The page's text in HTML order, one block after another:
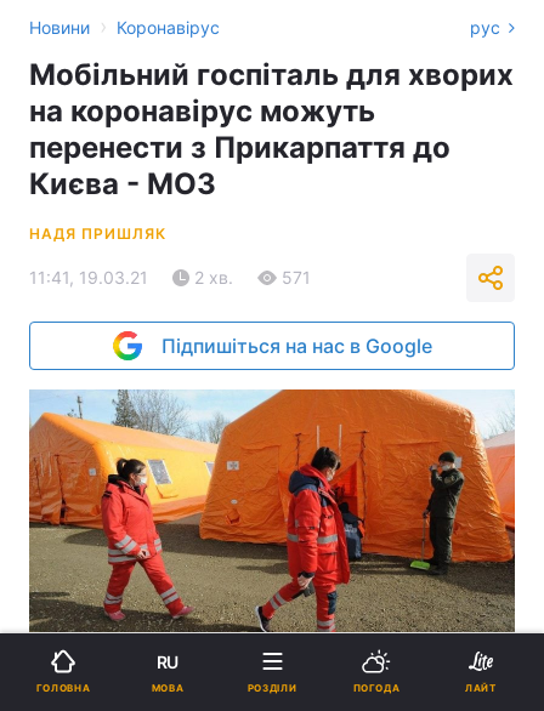
Новини › Коронавірус рус
Мобільний госпіталь для хворих
на коронавірус можуть
перенести з Прикарпаття до
Києва - МОЗ
НАДЯ ПРИШЛЯК
11:41, 19.03.21 2 хв. 571
Підпишіться на нас в Google
Микола Тис
ГОЛОВНА
RU
МОВА РОЗДІЛИ ПОГОДА ЛАЙТ